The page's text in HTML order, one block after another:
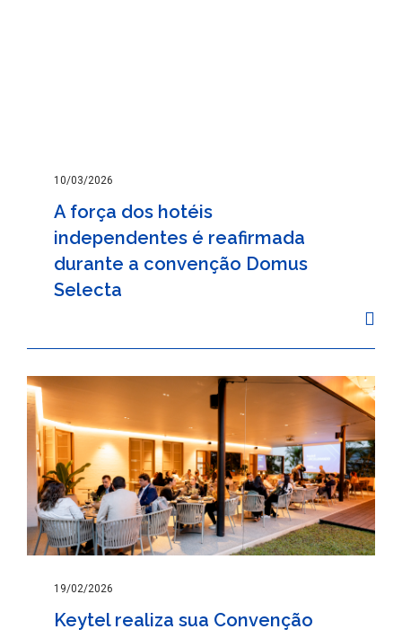
10/03/2026
A força dos hotéis
independentes é reafirmada
durante a convenção Domus
Selecta
19/02/2026
Keytel realiza sua Convenção